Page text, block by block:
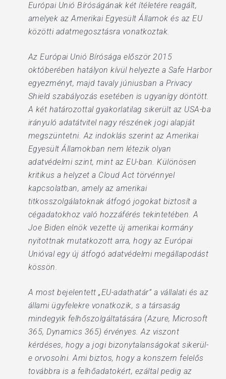
Európai Unió Bíróságának két ítéletére reagált,
amelyek az Amerikai Egyesült Államok és az EU
közötti adatmegosztásra vonatkoztak.
Az Európai Unió Bírósága először 2015
októberében hatályon kívül helyezte a Safe Harbor
egyezményt, majd tavaly júniusban a Privacy
Shield szabályozás esetében is ugyanígy döntött.
A két határozottal gyakorlatilag sikerült az USA-ba
irányuló adatátvitel nagy részének jogi alapját
megszüntetni. Az indoklás szerint az Amerikai
Egyesült Államokban nem létezik olyan
adatvédelmi szint, mint az EU-ban. Különösen
kritikus a helyzet a Cloud Act törvénnyel
kapcsolatban, amely az amerikai
titkosszolgálatoknak átfogó jogokat biztosít a
cégadatokhoz való hozzáférés tekintetében. A
Joe Biden elnök vezette új amerikai kormány
nyitottnak mutatkozott arra, hogy az Európai
Unióval egy új átfogó adatvédelmi megállapodást
kössön.
A most bejelentett „EU-adathatár” a vállalati és az
állami ügyfelekre vonatkozik, s a társaság
mindegyik felhőszolgáltatására (Azure, Microsoft
365, Dynamics 365) érvényes. Az viszont
kérdéses, hogy a jogi bizonytalanságokat sikerül-
e orvosolni. Ami biztos, hogy a konszern felelős
továbbra is a felhőadatokért, ezáltal pedig az